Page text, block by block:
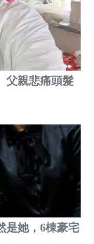
父親悲痛頭髮
是她，6棟豪宅